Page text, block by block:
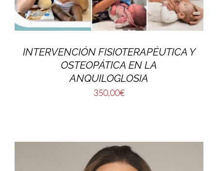
INTERVENCIÓN FISIOTERAPÉUTICA Y
OSTEOPÁTICA EN LA
ANQUILOGLOSIA
350,00€